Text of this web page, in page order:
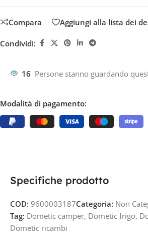
Compara Aggiungi alla lista dei
Condividi:
16 Persone stanno guardando
Modalità di pagamento:
Specifiche prodotto
COD: 9600003187Categoria: Non
Tag: Dometic camper, Dometic frigo,
Dometic ricambi